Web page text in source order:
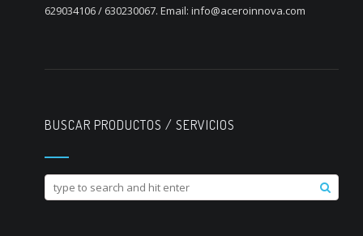
629034106 / 630230067. Email: info@aceroinnova.com
BUSCAR PRODUCTOS / SERVICIOS